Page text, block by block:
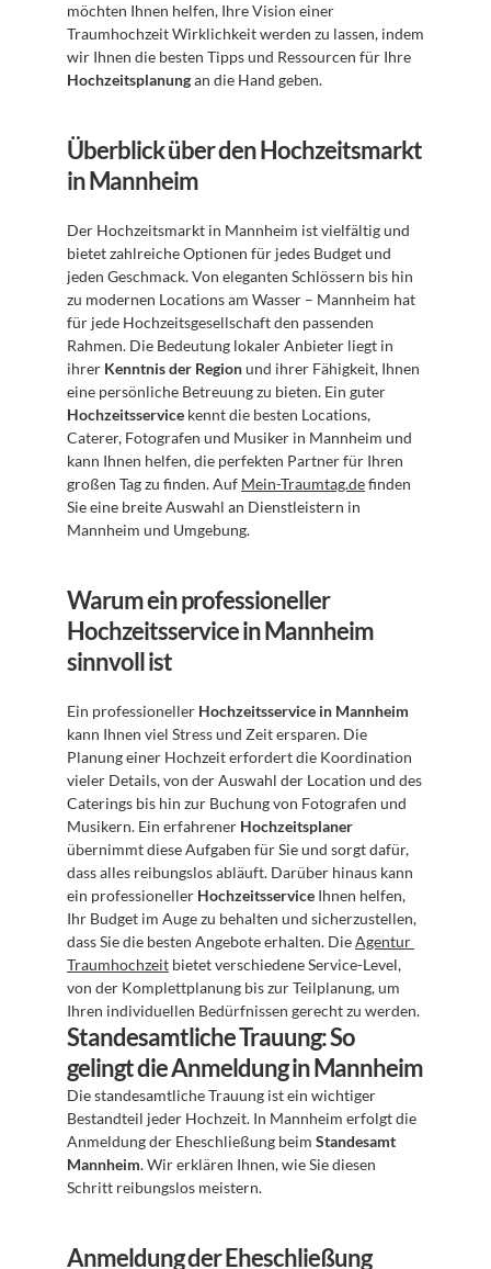
möchten Ihnen helfen, Ihre Vision einer
Traumhochzeit Wirklichkeit werden zu lassen, indem
Hochzeitsplanung an die Hand geben.
Überblick über den Hochzeitsmarkt
in Mannheim
Der Hochzeitsmarkt in Mannheim ist vielfältig und
bietet zahlreiche Optionen für jedes Budget und
jeden Geschmack. Von eleganten Schlössern bis hin
zu modernen Locations am Wasser – Mannheim hat
für jede Hochzeitsgesellschaft den passenden
Rahmen. Die Bedeutung lokaler Anbieter liegt in
ihrer Kenntnis der Region und ihrer Fähigkeit, Ihnen
Hochzeitsservice kennt die besten Locations,
Caterer, Fotografen und Musiker in Mannheim und
kann Ihnen helfen, die perfekten Partner für Ihren
großen Tag zu finden. Auf Mein-Traumtag.de finden
Sie eine breite Auswahl an Dienstleistern in
Mannheim und Umgebung.
Warum ein professioneller
Hochzeitsservice in Mannheim
sinnvoll ist
Ein professioneller Hochzeitsservice in Mannheim
kann Ihnen viel Stress und Zeit ersparen. Die
Planung einer Hochzeit erfordert die Koordination
vieler Details, von der Auswahl der Location und des
Caterings bis hin zur Buchung von Fotografen und
Musikern. Ein erfahrener Hochzeitsplaner
übernimmt diese Aufgaben für Sie und sorgt dafür,
dass alles reibungslos abläuft. Darüber hinaus kann
ein professioneller Hochzeitsservice Ihnen helfen,
Ihr Budget im Auge zu behalten und sicherzustellen,
dass Sie die besten Angebote erhalten. Die Agentur
Traumhochzeit bietet verschiedene Service-Level,
von der Komplettplanung bis zur Teilplanung, um
Ihren individuellen Bedürfnissen gerecht zu werden.
Standesamtliche Trauung: So
gelingt die Anmeldung in Mannheim
Die standesamtliche Trauung ist ein wichtiger
Bestandteil jeder Hochzeit. In Mannheim erfolgt die
Anmeldung der Eheschließung beim Standesamt
Mannheim. Wir erklären Ihnen, wie Sie diesen
Schritt reibungslos meistern.
Anmeldung der Eheschließung